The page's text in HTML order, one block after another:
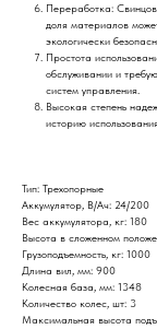
Переработка:
доля материалов
экологически
Простота
обслуживании и
систем управления.
Высокая степень
историю
Тип: Трехопорные
Аккумулятор, В/Ач: 24/200
Вес аккумулятора, кг: 180
Высота в сложенном
Грузоподъемность, кг: 1000
Длина вил, мм: 900
Колесная база, мм: 1348
Количество колес, шт: 3
Максимальная высота